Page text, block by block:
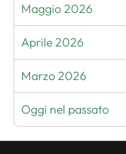
Maggio 2026
Aprile 2026
Marzo 2026
Oggi nel passato